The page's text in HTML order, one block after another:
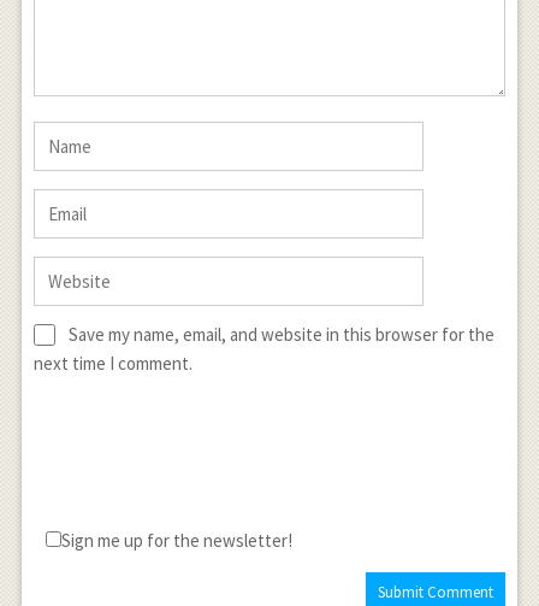
Save my name, email, and website in this browser for the
next time I comment.
Sign me up for the newsletter!